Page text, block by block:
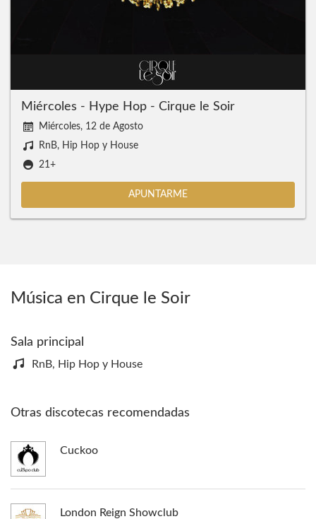
Miércoles - Hype Hop - Cirque le Soir
Miércoles, 12 de Agosto
RnB, Hip Hop y House
21+
APUNTARME
Música en Cirque le Soir
Sala principal
RnB, Hip Hop y House
Otras discotecas recomendadas
Cuckoo
London Reign Showclub